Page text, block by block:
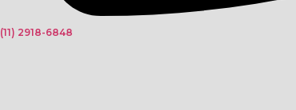
(11) 2918-6848